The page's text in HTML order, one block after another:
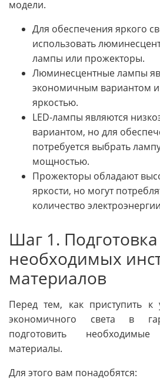
модели.
Для обеспечения яркого
использовать
лампы или прожекторы.
Люминесцентные лампы
экономичным вариантом
яркостью.
LED-лампы являются
вариантом, но для
потребуется выбрать
мощностью.
Прожекторы обладают
яркости, но могут
количество
Шаг 1. Подготовка
необходимых
материалов
Перед тем, как приступить к
экономичного света в
подготовить
материалы.
Для этого вам понадобятся: